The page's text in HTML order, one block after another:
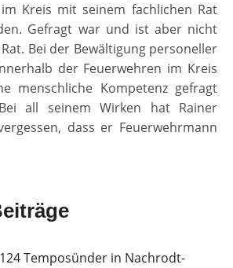
Kreis mit seinem fachlichen Rat
Gefragt war und ist aber nicht
Bei der Bewältigung personeller
der Feuerwehren im Kreis
menschliche Kompetenz gefragt
all seinem Wirken hat Rainer
dass er Feuerwehrmann
124 Temposünder in Nachrodt-